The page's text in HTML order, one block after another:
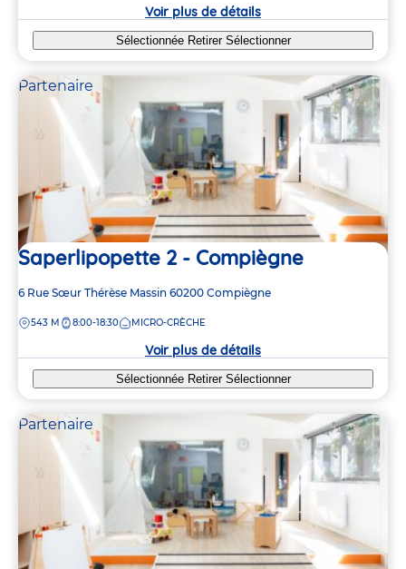
Voir plus de détails
Sélectionnée Retirer Sélectionner
Partenaire
Saperlipopette 2 - Compiègne
Adresse
la
6 Rue Sœur Thérèse Massin 60200 Compiègne
DISTANCE
543 M 8:00-18:30 MICRO-CRÈCHE
Voir plus de détails
Sélectionnée Retirer Sélectionner
Partenaire